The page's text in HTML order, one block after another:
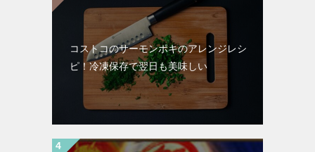
コストコのサーモンポキのアレンジレシ
ピ！冷凍保存で翌日も美味しい